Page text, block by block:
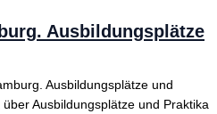
Ausbildungsplätze
Ausbildungsplätze und
Ausbildungsplätze und Praktika